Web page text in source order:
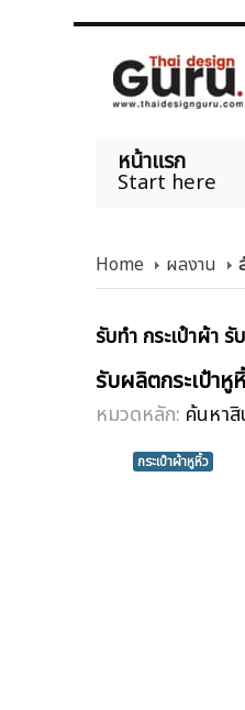
หน้าแรก
Start here
Home ผลงาน
รับทำ กระเป๋าผ้า
รับผลิตกระเป๋า
หมวดหลัก: ค้นหา
กระเป๋าผ้าหูหิ้ว